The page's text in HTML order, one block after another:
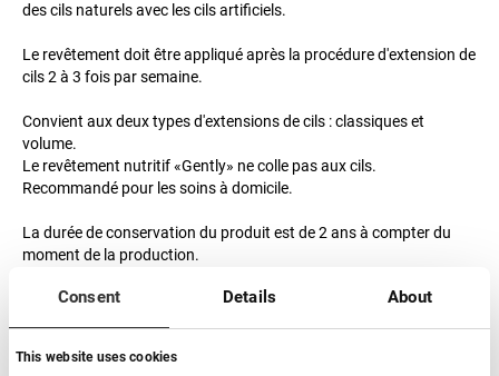
Consent Details About
This website uses cookies
des cils naturels avec les cils artificiels.
Le revêtement doit être appliqué après la procédure d'extension de
cils 2 à 3 fois par semaine.
Convient aux deux types d'extensions de cils : classiques et
volume.
Le revêtement nutritif «Gently» ne colle pas aux cils.
Recommandé pour les soins à domicile.
La durée de conservation du produit est de 2 ans à compter du
moment de la production.